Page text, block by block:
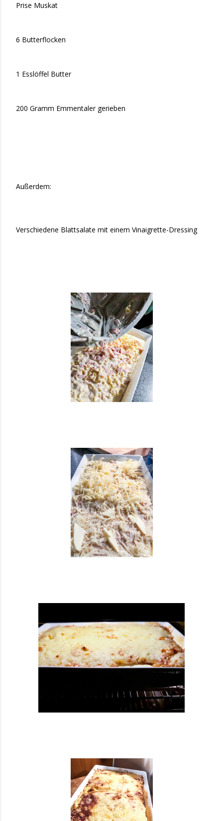
Prise Muskat
6 Butterflocken
1 Esslöffel Butter
200 Gramm Emmentaler gerieben
Außerdem:
Verschiedene Blattsalate mit einem Vinaigrette-Dressing